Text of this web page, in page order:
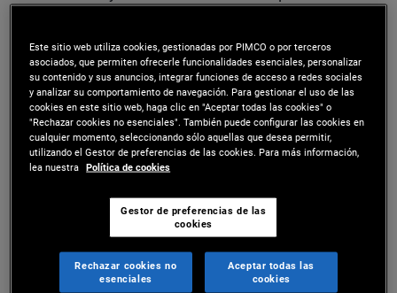
office, leading Canadian portfolio management.
He is a member of PIMCO's Americas portfolio
committee. Previously, he was a portfolio
manager on the MBS and investment grade credit
income portfolio management team. Prior to
joining PIMCO in 2013, he was a member of the
fixed income research group at Morgan Stanley.
Este sitio web utiliza cookies, gestionadas por PIMCO o por terceros
asociados, que permiten ofrecerle funcionalidades esenciales, personalizar
su contenido y sus anuncios, integrar funciones de acceso a redes sociales
y analizar su comportamiento de navegación. Para gestionar el uso de las
cookies en este sitio web, haga clic en "Aceptar todas las cookies" o
"Rechazar cookies no esenciales". También puede configurar las cookies en
cualquier momento, seleccionando sólo aquellas que desea permitir,
utilizando el Gestor de preferencias de las cookies. Para más información,
lea nuestra Política de cookies
Gestor de preferencias de las
cookies
Rechazar cookies no
esenciales
Aceptar todas las
cookies